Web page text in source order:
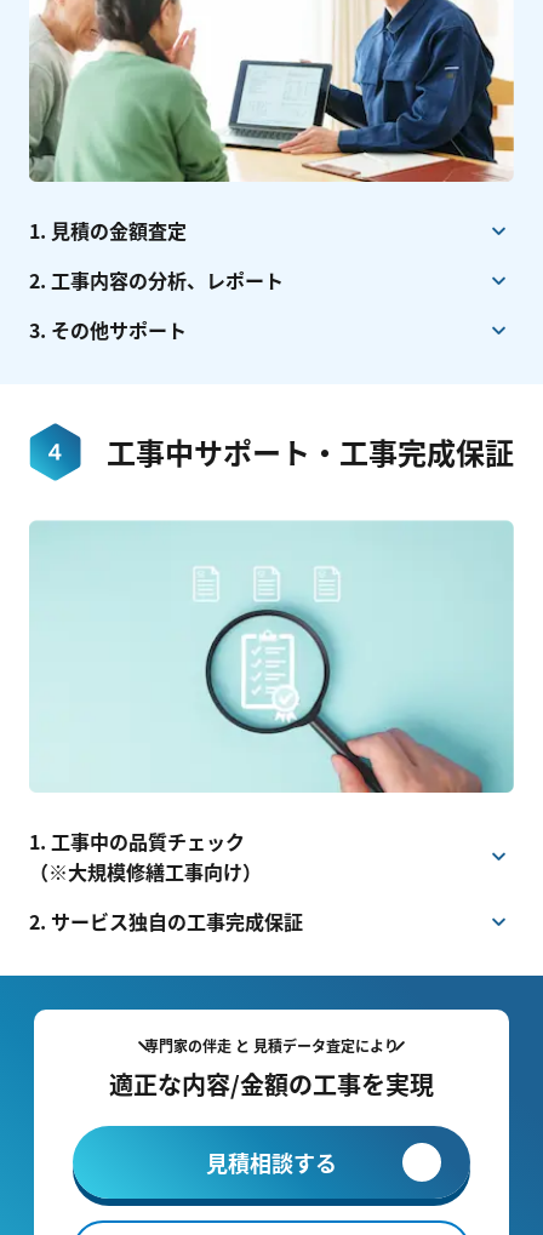
1. 見積の金額査定
2. 工事内容の分析、レポート
3. その他サポート
工事中サポート・工事完成保証
1. 工事中の品質チェック
（※大規模修繕工事向け）
2. サービス独自の工事完成保証
専門家の伴走 と 見積データ査定により
適正な内容/金額の工事を実現
見積相談する